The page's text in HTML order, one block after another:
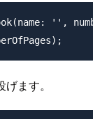
'',
ます。